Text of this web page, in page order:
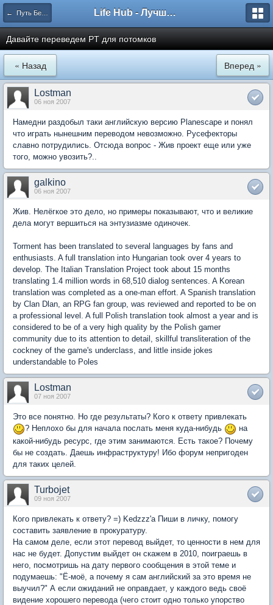
← Путь Безымянного Life Hub - Лучшие компьютерные игры мира
Давайте переведем PT для потомков
« Назад Вперед »
Lostman
06 ноя 2007
Намедни раздобыл таки английскую версию Planescape и понял
что играть нынешним переводом невозможно. Русефекторы
славно потрудились. Отсюда вопрос - Жив проект еще или уже
того, можно увозить?..
galkino
06 ноя 2007
Жив. Нелёгкое это дело, но примеры показывают, что и великие
дела могут вершиться на энтузиазме одиночек.
Torment has been translated to several languages by fans and
enthusiasts. A full translation into Hungarian took over 4 years to
develop. The Italian Translation Project took about 15 months
translating 1.4 million words in 68,510 dialog sentences. A Korean
translation was completed as a one-man effort. A Spanish translation
by Clan Dlan, an RPG fan group, was reviewed and reported to be on
a professional level. A full Polish translation took almost a year and is
considered to be of a very high quality by the Polish gamer
community due to its attention to detail, skillful transliteration of the
cockney of the game's underclass, and little inside jokes
understandable to Poles
Lostman
07 ноя 2007
Это все понятно. Но где результаты? Кого к ответу привлекать
? Неплохо бы для начала послать меня куда-нибудь
на
какой-нибудь ресурс, где этим занимаются. Есть такое? Почему
бы не создать. Даешь инфраструктуру! Ибо форум непригоден
для таких целей.
Turbojet
09 ноя 2007
Кого привлекать к ответу? =) Kedzzz'а Пиши в личку, помогу
составить заявление в прокуратуру.
На самом деле, если этот перевод выйдет, то ценности в нем для
нас не будет. Допустим выйдет он скажем в 2010, поиграешь в
него, посмотришь на дату первого сообщения в этой теме и
подумаешь: "Ё-моё, а почему я сам английский за это время не
выучил?" А если ожиданий не оправдает, у каждого ведь своё
видение хорошего перевода (чего стоит одно только упорство